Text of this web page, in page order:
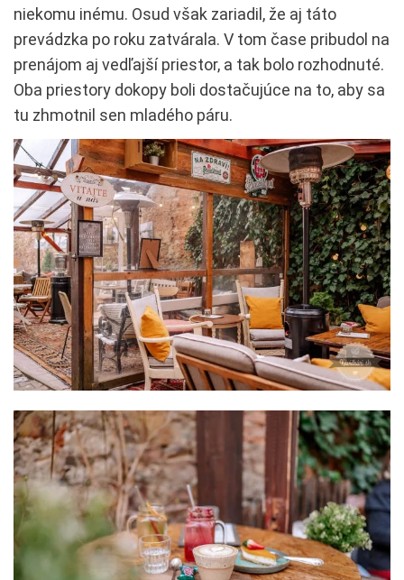
niekomu inému. Osud však zariadil, že aj táto
prevádzka po roku zatvárala. V tom čase pribudol na
prenájom aj vedľajší priestor, a tak bolo rozhodnuté.
Oba priestory dokopy boli dostačujúce na to, aby sa
tu zhmotnil sen mladého páru.